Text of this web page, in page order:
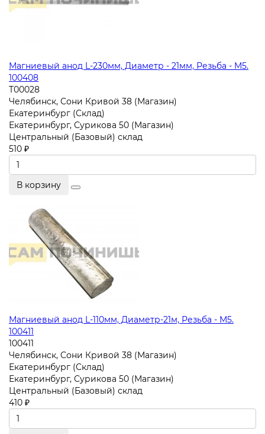
Магниевый анод L-230мм, Диаметр - 21мм, Резьба - M5.
100408
T00028
Челябинск, Сони Кривой 38 (Магазин)
Екатеринбург (Склад)
Екатеринбург, Сурикова 50 (Магазин)
Центральный (Базовый) склад
510 ₽
В корзину
Магниевый анод L-110мм, Диаметр-21м, Резьба - M5.
100411
100411
Челябинск, Сони Кривой 38 (Магазин)
Екатеринбург (Склад)
Екатеринбург, Сурикова 50 (Магазин)
Центральный (Базовый) склад
410 ₽